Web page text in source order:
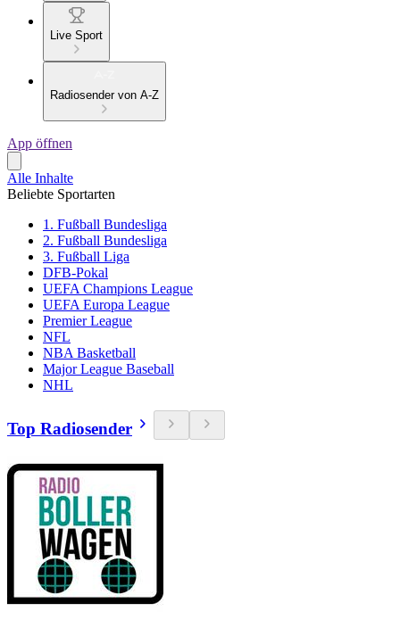
Live Sport
Radiosender von A-Z
App öffnen
Alle Inhalte
Beliebte Sportarten
1. Fußball Bundesliga
2. Fußball Bundesliga
3. Fußball Liga
DFB-Pokal
UEFA Champions League
UEFA Europa League
Premier League
NFL
NBA Basketball
Major League Baseball
NHL
Top Radiosender